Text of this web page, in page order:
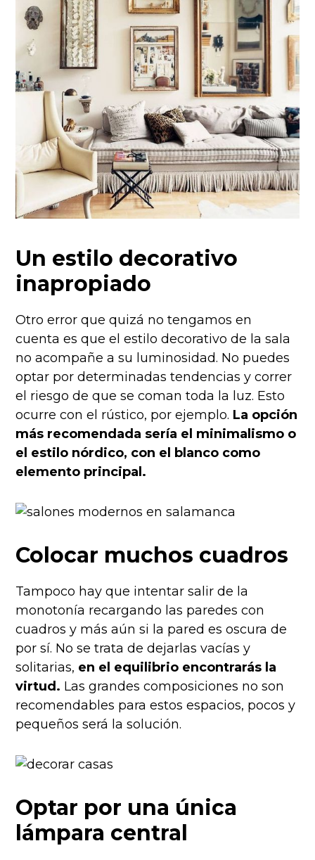
Un estilo decorativo
inapropiado
Otro error que quizá no tengamos en
cuenta es que el estilo decorativo de la sala
no acompañe a su luminosidad. No puedes
optar por determinadas tendencias y correr
el riesgo de que se coman toda la luz. Esto
ocurre con el rústico, por ejemplo. La opción
más recomendada sería el minimalismo o
el estilo nórdico, con el blanco como
elemento principal.
Colocar muchos cuadros
Tampoco hay que intentar salir de la
monotonía recargando las paredes con
cuadros y más aún si la pared es oscura de
por sí. No se trata de dejarlas vacías y
solitarias, en el equilibrio encontrarás la
virtud. Las grandes composiciones no son
recomendables para estos espacios, pocos y
pequeños será la solución.
Optar por una única
lámpara central